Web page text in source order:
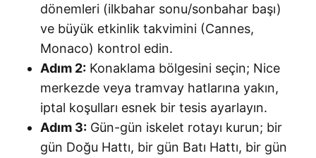
dönemleri (ilkbahar sonu/sonbahar başı)
ve büyük etkinlik takvimini (Cannes,
Monaco) kontrol edin.
Adım 2: Konaklama bölgesini seçin; Nice
merkezde veya tramvay hatlarına yakın,
iptal koşulları esnek bir tesis ayarlayın.
Adım 3: Gün-gün iskelet rotayı kurun; bir
gün Doğu Hattı, bir gün Batı Hattı, bir gün